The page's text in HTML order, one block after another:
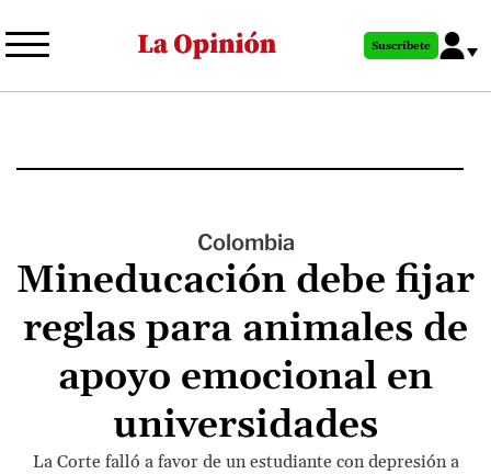
al
principal
Suscríbete
Colombia
Mineducación debe fijar
reglas para animales de
apoyo emocional en
universidades
La Corte falló a favor de un estudiante con depresión a